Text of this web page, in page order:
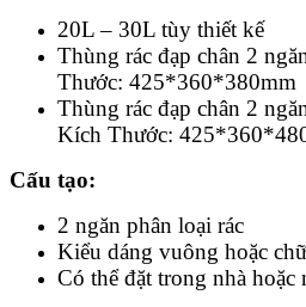
20L – 30L tùy thiết kế
Thùng rác đạp chân 2
Thước: 425*360*380mm
Thùng rác đạp chân 2
Kích Thước:
Cấu tạo:
2 ngăn phân loại rác
Kiểu dáng vuông hoặc
Có thể đặt trong nhà hoặc